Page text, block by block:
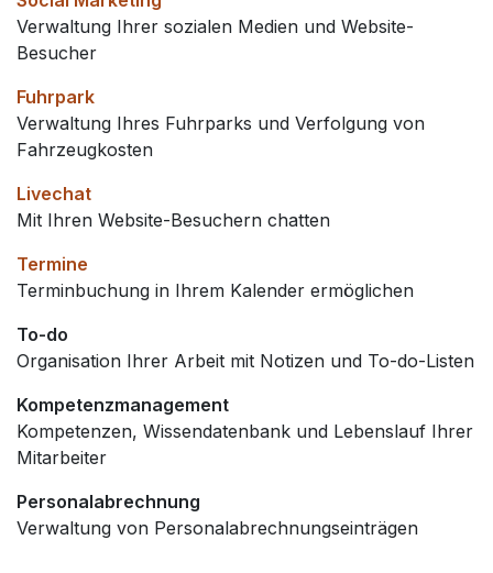
Verwaltung Ihrer sozialen Medien und Website-
Besucher
Fuhrpark
Verwaltung Ihres Fuhrparks und Verfolgung von
Fahrzeugkosten
Livechat
Mit Ihren Website-Besuchern chatten
Termine
Terminbuchung in Ihrem Kalender ermöglichen
To-do
Organisation Ihrer Arbeit mit Notizen und To-do-Listen
Kompetenzmanagement
Kompetenzen, Wissendatenbank und Lebenslauf Ihrer
Mitarbeiter
Personalabrechnung
Verwaltung von Personalabrechnungseinträgen